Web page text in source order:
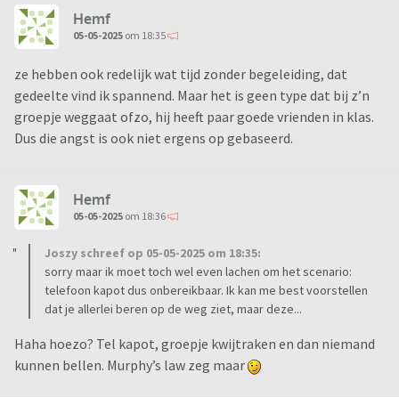
Hemf
05-05-2025 om 18:35
ze hebben ook redelijk wat tijd zonder begeleiding, dat
gedeelte vind ik spannend. Maar het is geen type dat bij z’n
groepje weggaat ofzo, hij heeft paar goede vrienden in klas.
Dus die angst is ook niet ergens op gebaseerd.
Hemf
05-05-2025 om 18:36
Joszy schreef op 05-05-2025 om 18:35:
sorry maar ik moet toch wel even lachen om het scenario:
telefoon kapot dus onbereikbaar. Ik kan me best voorstellen
dat je allerlei beren op de weg ziet, maar deze...
Haha hoezo? Tel kapot, groepje kwijtraken en dan niemand
kunnen bellen. Murphy’s law zeg maar